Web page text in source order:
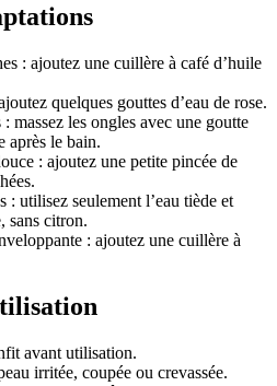
: ajoutez une cuillère à café d’huile
quelques gouttes d’eau de rose.
massez les ongles avec une goutte
après le bain.
: ajoutez une petite pincée de
: utilisez seulement l’eau tiède et
sans citron.
: ajoutez une cuillère à
avant utilisation.
irritée, coupée ou crevassée.